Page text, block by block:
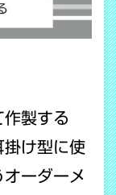
製する
掛け型に使
ーダーメ